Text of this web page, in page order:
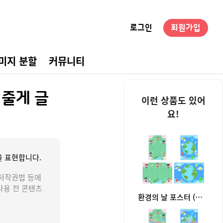
성
로그인 회원가입
지 분할 커뮤니티
게 글
표현합니다.
작권법 등에
용 전 콘텐츠
이런 상품도 있어
요!
환경의 날 포스터 (문구없음)